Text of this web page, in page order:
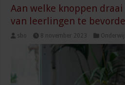
Aan welke knoppen
van leerlingen te
sbo 8 november 2023